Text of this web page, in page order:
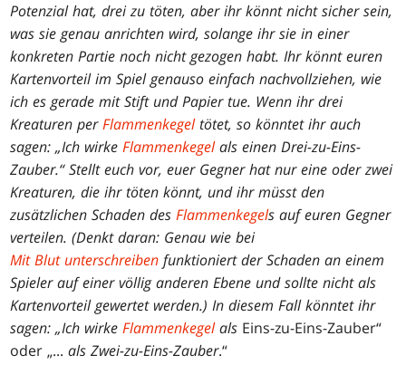
Potenzial hat, drei zu töten, aber ihr könnt nicht sicher sein,
was sie genau anrichten wird, solange ihr sie in einer
konkreten Partie noch nicht gezogen habt. Ihr könnt euren
Kartenvorteil im Spiel genauso einfach nachvollziehen, wie
ich es gerade mit Stift und Papier tue. Wenn ihr drei
Kreaturen perFlammenkegeltötet, so könntet ihr auch
sagen: „Ich wirkeFlammenkegelals einen Drei-zu-Eins-
Zauber.“ Stellt euch vor, euer Gegner hat nur eine oder zwei
Kreaturen, die ihr töten könnt, und ihr müsst den
zusätzlichen Schaden desFlammenkegels auf euren Gegner
verteilen. (Denkt daran: Genau wie bei
Mit Blut unterschreiben funktioniert der Schaden an einem
Spieler auf einer völlig anderen Ebene und sollte nicht als
Kartenvorteil gewertet werden.) In diesem Fall könntet ihr
sagen: „Ich wirkeFlammenkegelals Eins-zu-Eins-Zauber“
oder „...als Zwei-zu-Eins-Zauber.“